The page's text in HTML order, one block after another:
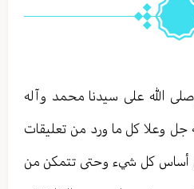
الله على سيدنا محمد وآله
جل وعلا كل ما ورد من تعليقات
أساس كل شيء وحتى تتمكن من